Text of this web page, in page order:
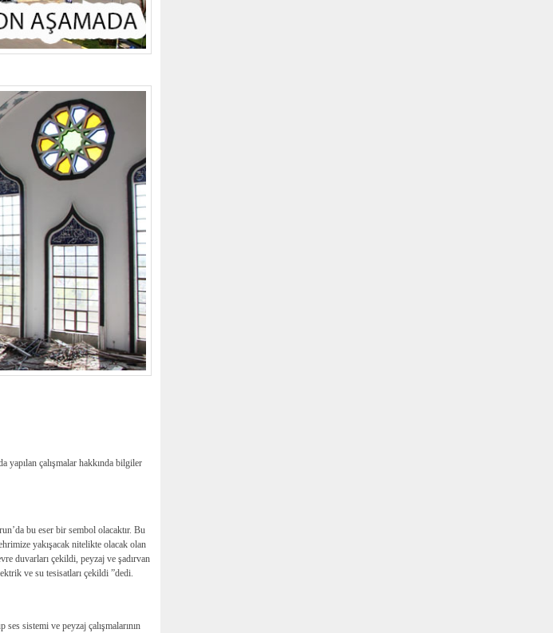
yapılan çalışmalar hakkında bilgiler
bu eser bir sembol olacaktır. Bu
yakışacak nitelikte olacak olan
duvarları çekildi, peyzaj ve şadırvan
ve su tesisatları çekildi ”dedi.
sistemi ve peyzaj çalışmalarının